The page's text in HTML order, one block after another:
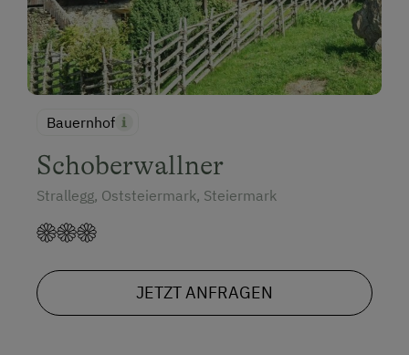
Bauernhof
Schoberwallner
Strallegg, Oststeiermark, Steiermark
JETZT ANFRAGEN